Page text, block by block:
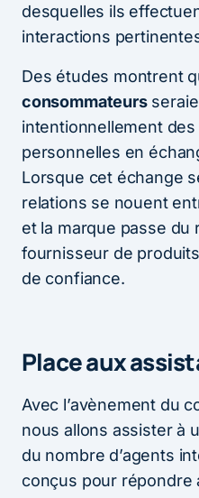
desquelles ils
interactions
Des études montrent
consommateurs
intentionnellement
personnelles en
Lorsque cet échange
relations se nouent
et la marque passe du
fournisseur de
de confiance.
Place aux
Avec l’avènement du
nous allons assister à
du nombre d’agents
conçus pour répondre